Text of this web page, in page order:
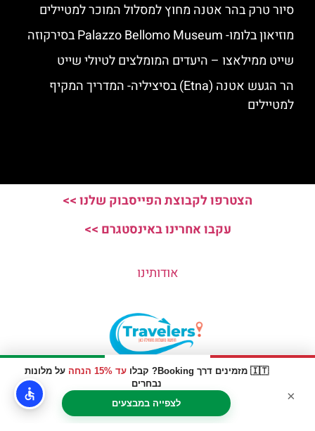
🇮🇹 מזמינים דרך Booking? קבלו עד 15% הנחה
על מלונות
נבחרים
לצפייה במבצעים
×
סיור טרק בהר אטנה מחוץ למסלול המוכר למטיילים
מוזיאון בלומו- Palazzo Bellomo Museum בסירקוזה
שייט ממילאצו – היעדים המומלצים לטיולי שייט
הר הגעש אטנה (Etna) בסיציליה- המדריך המקיף
למטיילים
הצטרפו לקבוצת הפייסבוק שלנו >>
עקבו אחרינו באינסטגרם >>
אודותינו
האתר הינו אתר המלצות מטיילים © כל הזכויות שמורות לסוכנות
TRAVELERS.CO.IL